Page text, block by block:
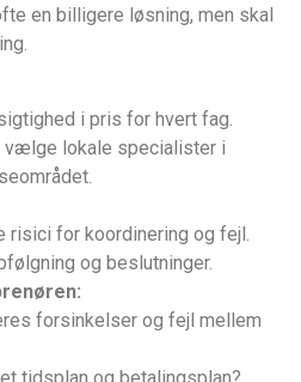
en billigere løsning, men skal
i pris for hvert fag.
vælge lokale specialister i
risici for koordinering og fejl.
og beslutninger.
forsinkelser og fejl mellem